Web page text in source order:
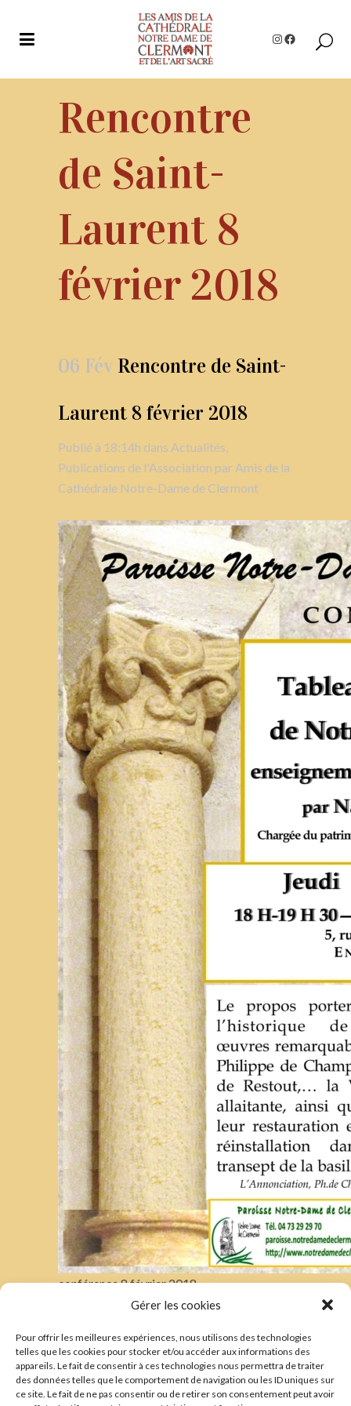
Gérer les cookies
Pour offrir les meilleures expériences, nous utilisons des technologies
telles que les cookies pour stocker et/ou accéder aux informations des
appareils. Le fait de consentir à ces technologies nous permettra de traiter
des données telles que le comportement de navigation ou les ID uniques sur
ce site. Le fait de ne pas consentir ou de retirer son consentement peut avoir
Instagram
Facebook
Rencontre
de Saint-
Laurent 8
février 2018
06 Fév Rencontre de Saint-
Laurent 8 février 2018
Publié à 18:14h dans Actualités,
Publications de l'Association par Amis de la
Cathédrale Notre-Dame de Clermont
conférence 8 février 2018
TRADUCTIONS
——————-
Voir les traductions